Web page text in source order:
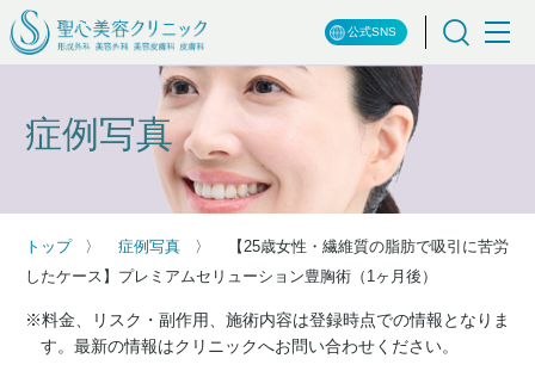
公式SNS
症例写真
トップ 症例写真
【25歳女性・繊維質の脂肪で吸引に苦労
したケース】プレミアムセリューション豊胸術（1ヶ月後）
※料金、リスク・副作用、施術内容は登録時点での情報となりま
す。最新の情報はクリニックへお問い合わせください。